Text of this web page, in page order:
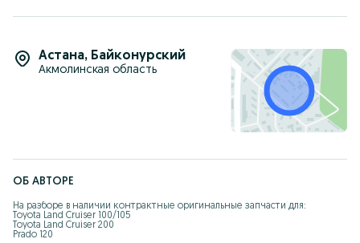
* Блок стеклоподъемников
* Мотор печки оригинал
* Ноускат
* Трапеция дворника
* Хром накладка багажника TLC200
* Полный комплект рейлингов
* Контрактный ГУР
* Декоративные крышка двигателя
* Масляный радиатор
Астана, Байконурский
Акмолинская область
ОБ АВТОРЕ
На разборе в наличии контрактные оригинальные запчасти для:
Toyota Land Cruiser 100/105
Toyota Land Cruiser 200
Prado 120